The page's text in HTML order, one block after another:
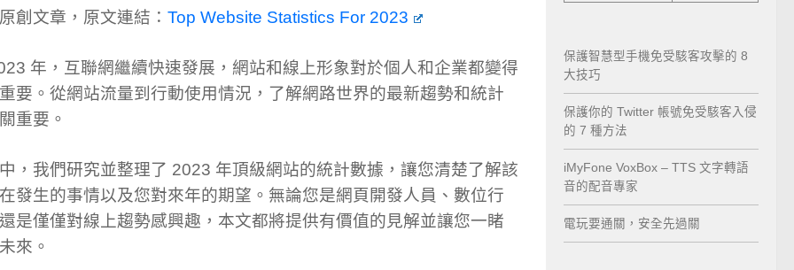
創文章，原文連結： Top Website Statistics For 2023
年，互聯網繼續快速發展，網站和線上形象對於個人和企業都變得
要。從網站流量到行動使用情況，了解網路世界的最新趨勢和統計
重要。
，我們研究並整理了 2023 年頂級網站的統計數據，讓您清楚了解該
發生的事情以及您對來年的期望。無論您是網頁開發人員、數位行
是僅僅對線上趨勢感興趣，本文都將提供有價值的見解並讓您一睹
來。
保護智慧型手機免受駭客攻擊的 8
大技巧
保護你的 Twitter 帳號免受駭客入侵
的 7 種方法
iMyFone VoxBox – TTS 文字轉語
音的配音專家
電玩要通關，安全先過關